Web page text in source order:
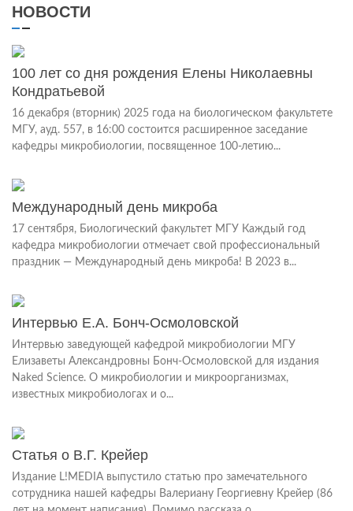
НОВОСТИ
100 лет со дня рождения Елены Николаевны
Кондратьевой
16 декабря (вторник) 2025 года на биологическом факультете
МГУ, ауд. 557, в 16:00 состоится расширенное заседание
кафедры микробиологии, посвященное 100-летию...
Международный день микроба
17 сентября, Биологический факультет МГУ Каждый год
кафедра микробиологии отмечает свой профессиональный
праздник — Международный день микроба! В 2023 в...
Интервью Е.А. Бонч-Осмоловской
Интервью заведующей кафедрой микробиологии МГУ
Елизаветы Александровны Бонч-Осмоловской для издания
Naked Science. О микробиологии и микроорганизмах,
известных микробиологах и о...
Статья о В.Г. Крейер
Издание L!MEDIA выпустило статью про замечательного
сотрудника нашей кафедры Валериану Георгиевну Крейер (86